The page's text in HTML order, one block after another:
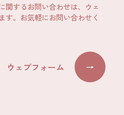
関するお問い合わせは、ウェ
す。お気軽にお問い合わせく
ウェブフォーム →